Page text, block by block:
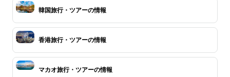
韓国旅行・ツアーの情報
香港旅行・ツアーの情報
マカオ旅行・ツアーの情報